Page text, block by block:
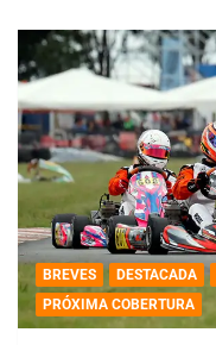
BREVES DESTACADA
PRÓXIMA COBERTURA